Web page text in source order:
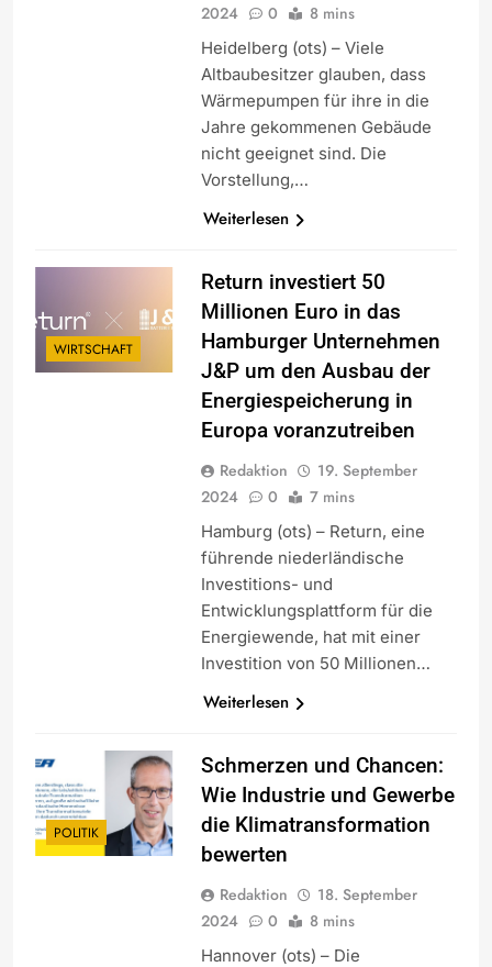
2024
0 8 mins
Heidelberg (ots) – Viele
Altbaubesitzer glauben, dass
Wärmepumpen für ihre in die
Jahre gekommenen Gebäude
nicht geeignet sind. Die
Vorstellung,…
Weiterlesen
WIRTSCHAFT
Return investiert 50
Millionen Euro in das
Hamburger Unternehmen
J&P um den Ausbau der
Energiespeicherung in
Europa voranzutreiben
Redaktion
19. September
2024
0 7 mins
Hamburg (ots) – Return, eine
führende niederländische
Investitions- und
Entwicklungsplattform für die
Energiewende, hat mit einer
Investition von 50 Millionen…
Weiterlesen
POLITIK
Schmerzen und Chancen:
Wie Industrie und Gewerbe
die Klimatransformation
bewerten
Redaktion
18. September
2024
0 8 mins
Hannover (ots) – Die